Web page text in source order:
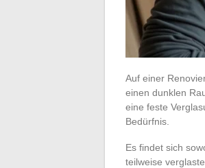
Auf einer
einen dunklen
eine feste
Bedürfnis.
Es findet sich
teilweise